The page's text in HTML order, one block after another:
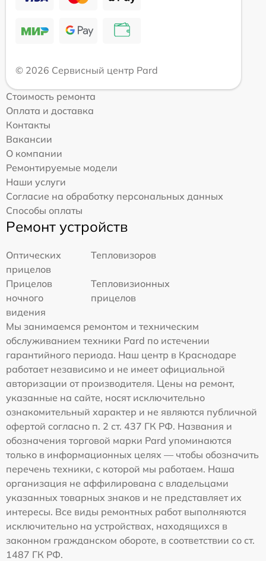
© 2026 Сервисный центр Pard
Стоимость ремонта
Оплата и доставка
Контакты
Вакансии
О компании
Ремонтируемые модели
Наши услуги
Согласие на обработку персональных данных
Способы оплаты
Ремонт устройств
Оптических
прицелов
Тепловизоров
Прицелов
ночного
видения
Тепловизионных
прицелов
Мы занимаемся ремонтом и техническим
обслуживанием техники Pard по истечении
гарантийного периода. Наш центр в Краснодаре
работает независимо и не имеет официальной
авторизации от производителя. Цены на ремонт,
указанные на сайте, носят исключительно
ознакомительный характер и не являются публичной
офертой согласно п. 2 ст. 437 ГК РФ. Названия и
обозначения торговой марки Pard упоминаются
только в информационных целях — чтобы обозначить
перечень техники, с которой мы работаем. Наша
организация не аффилирована с владельцами
указанных товарных знаков и не представляет их
интересы. Все виды ремонтных работ выполняются
исключительно на устройствах, находящихся в
законном гражданском обороте, в соответствии со ст.
1487 ГК РФ.